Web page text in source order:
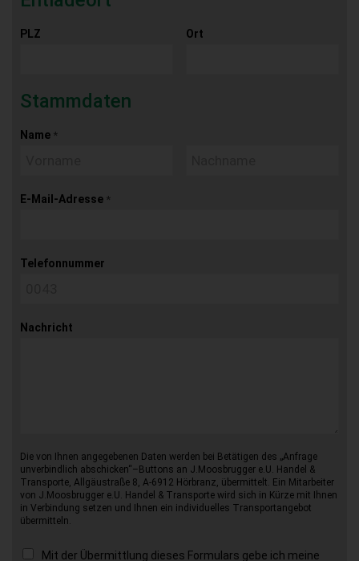
PLZ Ort
Stammdaten
Name *
E-Mail-Adresse *
Telefonnummer
Nachricht
Die von Ihnen angegebenen Daten werden bei Betätigen des „Anfrage
unverbindlich abschicken“–Buttons an J.Moosbrugger e.U. Handel &
Transporte, Allgäustraße 8, A-6912 Hörbranz, übermittelt. Ein Mitarbeiter
von J.Moosbrugger e.U. Handel & Transporte wird sich in Kürze mit Ihnen
in Verbindung setzen und Ihnen ein individuelles Transportangebot
übermitteln.
Mit der Übermittlung dieses Formulars gebe ich meine